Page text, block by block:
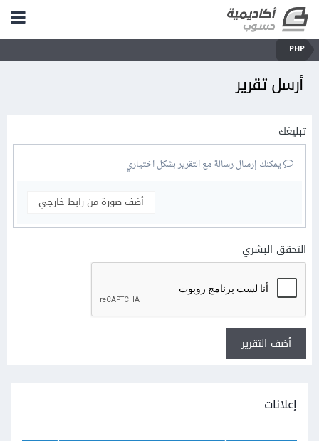
PHP
أرسل تقرير
تبليغك
يمكنك إرسال رسالة مع التقرير بشكل اختياري
أضف صورة من رابط خارجي
التحقق البشري
أضف التقرير
إعلانات